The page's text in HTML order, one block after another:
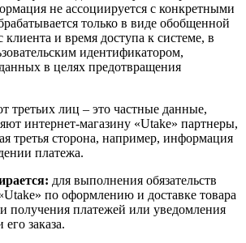
не ассоциируется с конкретными
только в виде обобщенной
клиента и время доступа к системе, в
идентификатором,
в целях предотвращения
третьих лиц – это частные данные,
интернет-магазину «Utake» партнеры,
третья сторона, например, информация
платежа.
для выполнения обязательств
по оформлению и доставке товара
получения платежей или уведомления
заказа.